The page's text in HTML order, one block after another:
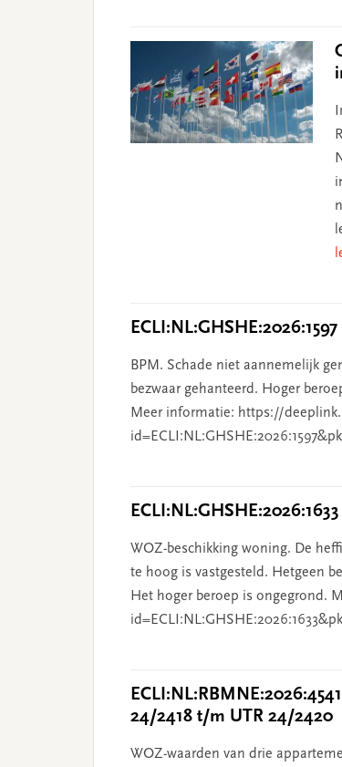
BPM. Schade niet aannemelijk
bezwaar gehanteerd. Hoger
Meer informatie: https://
WOZ-beschikking woning. De
te hoog is vastgesteld. Hetgeen
Het hoger beroep is ongegrond.
24/2418 t/m UTR 24/2420
WOZ-waarden van drie